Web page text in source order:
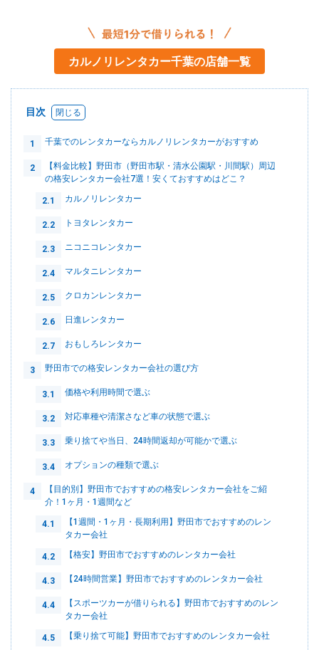
カルノリレンタカー千葉の店舗一覧
目次
1 千葉でのレンタカーならカルノリレンタカーがおすすめ
2
【料金比較】野田市（野田市駅・清水公園駅・川間駅）周辺
の格安レンタカー会社7選！安くておすすめはどこ？
2.1 カルノリレンタカー
2.2 トヨタレンタカー
2.3 ニコニコレンタカー
2.4 マルタニレンタカー
2.5 クロカンレンタカー
2.6 日進レンタカー
2.7 おもしろレンタカー
3 野田市での格安レンタカー会社の選び方
3.1 価格や利用時間で選ぶ
3.2 対応車種や清潔さなど車の状態で選ぶ
3.3 乗り捨てや当日、24時間返却が可能かで選ぶ
3.4 オプションの種類で選ぶ
4
【目的別】野田市でおすすめの格安レンタカー会社をご紹
介！1ヶ月・1週間など
4.1
【1週間・1ヶ月・長期利用】野田市でおすすめのレン
タカー会社
4.2 【格安】野田市でおすすめのレンタカー会社
4.3 【24時間営業】野田市でおすすめのレンタカー会社
4.4
【スポーツカーが借りられる】野田市でおすすめのレン
タカー会社
4.5 【乗り捨て可能】野田市でおすすめのレンタカー会社